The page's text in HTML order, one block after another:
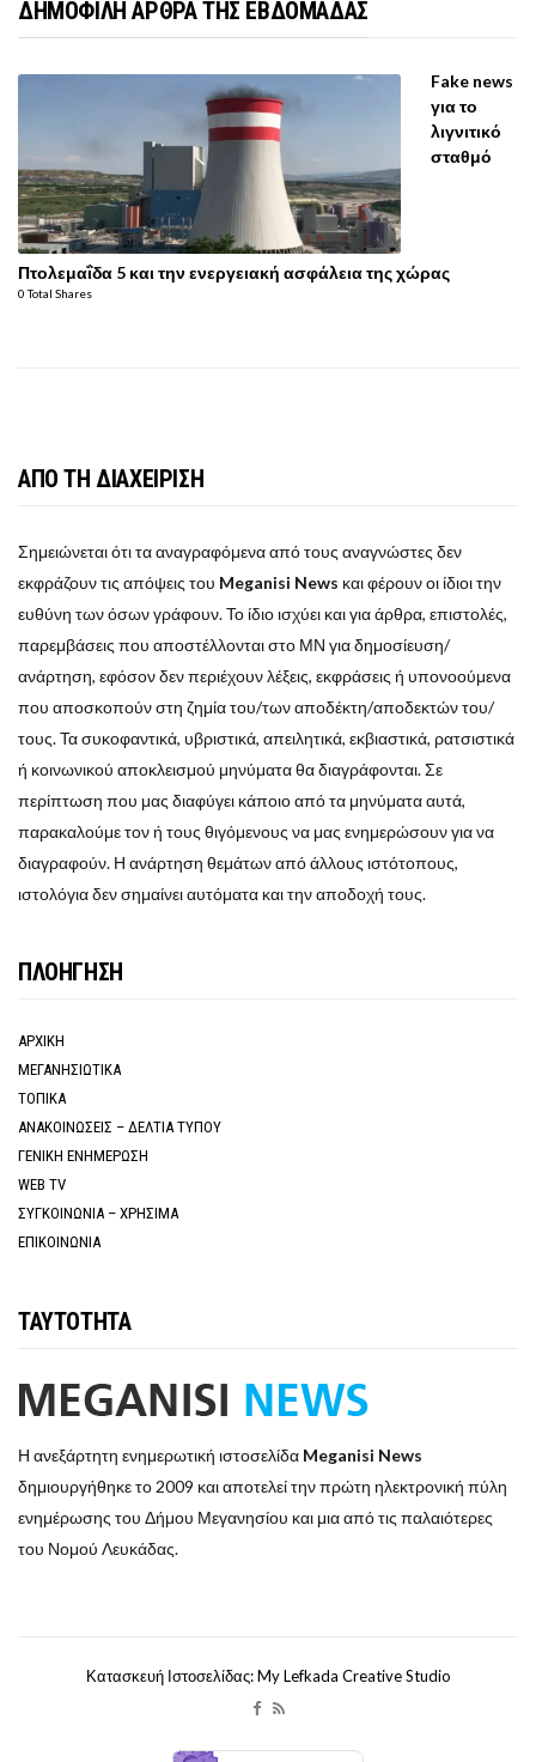
ΔΗΜΟΦΙΛΗ ΑΡΘΡΑ ΤΗΣ ΕΒΔΟΜΑΔΑΣ
Fake news
για το
λιγνιτικό
σταθμό
Πτολεμαΐδα 5 και την ενεργειακή ασφάλεια της χώρας
0 Total Shares
ΑΠΟ ΤΗ ΔΙΑΧΕΙΡΙΣΗ
Σημειώνεται ότι τα αναγραφόμενα από τους αναγνώστες δεν
εκφράζουν τις απόψεις του Meganisi News και φέρουν οι ίδιοι την
ευθύνη των όσων γράφουν. Το ίδιο ισχύει και για άρθρα, επιστολές,
παρεμβάσεις που αποστέλλονται στο ΜΝ για δημοσίευση/
ανάρτηση, εφόσον δεν περιέχουν λέξεις, εκφράσεις ή υπονοούμενα
που αποσκοπούν στη ζημία του/των αποδέκτη/αποδεκτών του/
τους. Τα συκοφαντικά, υβριστικά, απειλητικά, εκβιαστικά, ρατσιστικά
ή κοινωνικού αποκλεισμού μηνύματα θα διαγράφονται. Σε
περίπτωση που μας διαφύγει κάποιο από τα μηνύματα αυτά,
παρακαλούμε τον ή τους θιγόμενους να μας ενημερώσουν για να
διαγραφούν. Η ανάρτηση θεμάτων από άλλους ιστότοπους,
ιστολόγια δεν σημαίνει αυτόματα και την αποδοχή τους.
ΠΛΟΗΓΗΣΗ
ΑΡΧΙΚΗ
ΜΕΓΑΝΗΣΙΩΤΙΚΑ
ΤΟΠΙΚΑ
ΑΝΑΚΟΙΝΩΣΕΙΣ – ΔΕΛΤΙΑ ΤΥΠΟΥ
ΓΕΝΙΚΗ ΕΝΗΜΕΡΩΣΗ
WEB TV
ΣΥΓΚΟΙΝΩΝΙΑ – ΧΡΗΣΙΜΑ
ΕΠΙΚΟΙΝΩΝΙΑ
ΤΑΥΤΟΤΗΤΑ
Η ανεξάρτητη ενημερωτική ιστοσελίδα Meganisi News
δημιουργήθηκε το 2009 και αποτελεί την πρώτη ηλεκτρονική πύλη
ενημέρωσης του Δήμου Μεγανησίου και μια από τις παλαιότερες
του Νομού Λευκάδας.
Κατασκευή Ιστοσελίδας: My Lefkada Creative Studio